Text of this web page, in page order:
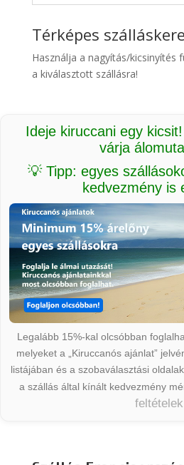
Térképes
Használja a nagyítás/kicsinyítés
a kiválasztott szállásra!
Ideje kiruccani egy
várja
💡 Tipp: egyes
kedvezmény is
Legalább 15%-kal olcsóbban
melyeket a „Kiruccanós ajánlat”
listájában és a szobaválasztási
a szállás által kínált kedvezmény
feltételek